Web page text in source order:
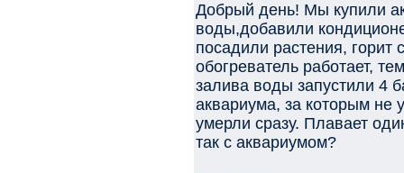
Добрый день! Мы купили
воды,добавили
посадили растения, горит
обогреватель работает,
залива воды запустили 4
аквариума, за которым не
умерли сразу. Плавает
так с аквариумом?